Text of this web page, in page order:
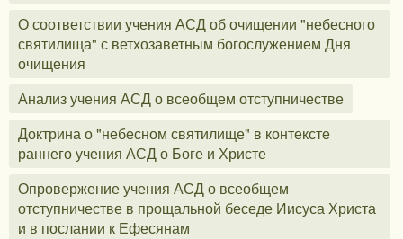
О соответствии учения АСД об очищении "небесного
святилища" с ветхозаветным богослужением Дня
очищения
Анализ учения АСД о всеобщем отступничестве
Доктрина о "небесном святилище" в контексте
раннего учения АСД о Боге и Христе
Опровержение учения АСД о всеобщем
отступничестве в прощальной беседе Иисуса Христа
и в послании к Ефесянам